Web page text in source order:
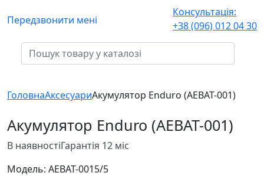
Передзвонити мені
Консультація:
+38 (096) 012 04 30
ГоловнаАксесуариАкумулятор Enduro (AEBAT-001)
Акумулятор Enduro (AEBAT-001)
В наявностіГарантія 12 міс
Модель: AEBAT-0015/5